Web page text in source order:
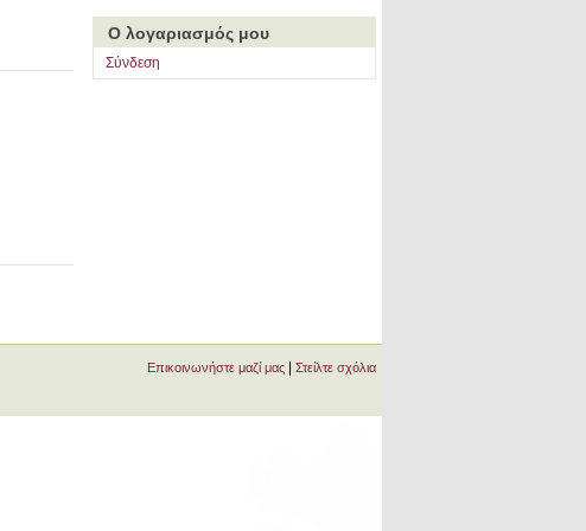
Ο λογαριασμός μου
Σύνδεση
Επικοινωνήστε μαζί μας Στείλτε σχόλια